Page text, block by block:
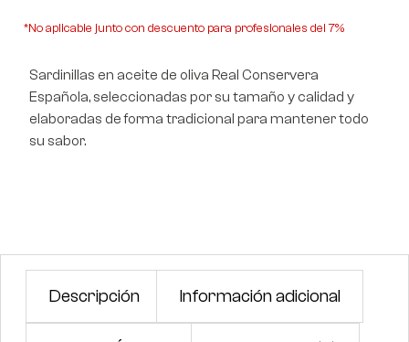
*No aplicable junto con descuento para profesionales del 7%
Sardinillas en aceite de oliva Real Conservera
Española, seleccionadas por su tamaño y calidad y
elaboradas de forma tradicional para mantener todo
su sabor.
Descripción Información adicional